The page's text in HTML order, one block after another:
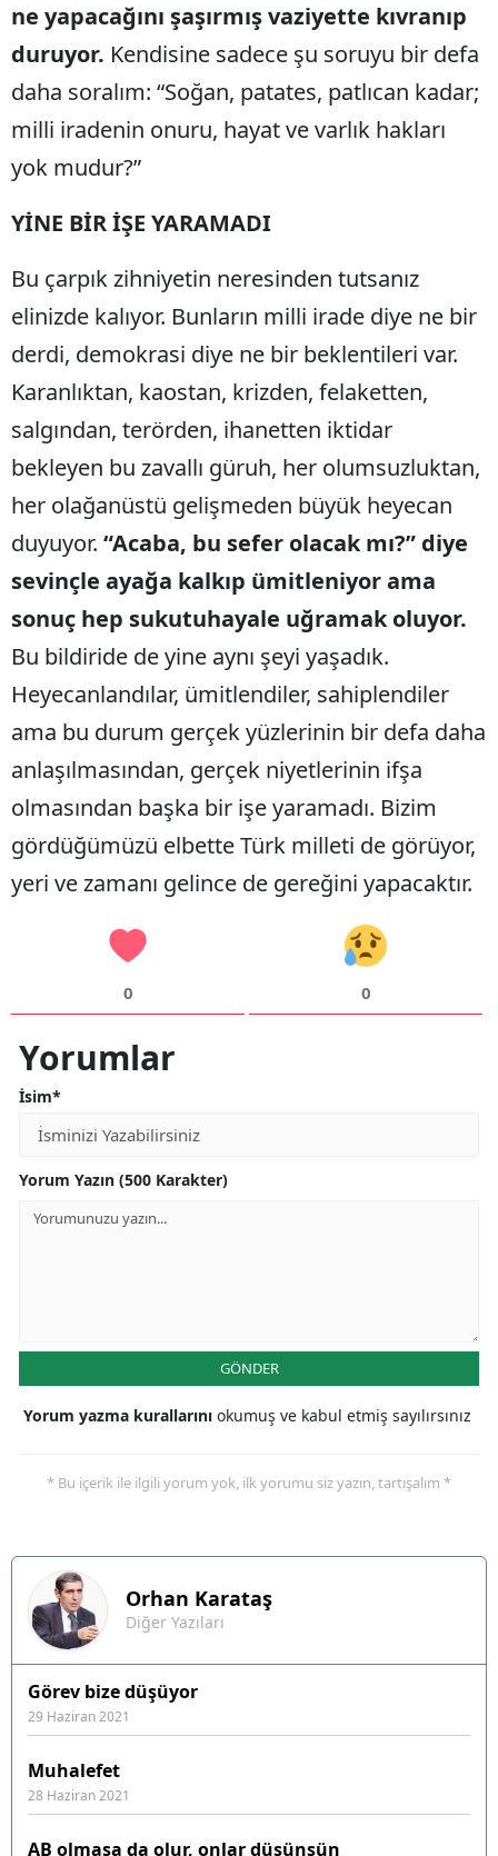
ne yapacağını şaşırmış vaziyette kıvranıp
duruyor. Kendisine sadece şu soruyu bir defa
daha soralım: “Soğan, patates, patlıcan kadar;
milli iradenin onuru, hayat ve varlık hakları
yok mudur?”
YİNE BİR İŞE YARAMADI
Bu çarpık zihniyetin neresinden tutsanız
elinizde kalıyor. Bunların milli irade diye ne bir
derdi, demokrasi diye ne bir beklentileri var.
Karanlıktan, kaostan, krizden, felaketten,
salgından, terörden, ihanetten iktidar
bekleyen bu zavallı güruh, her olumsuzluktan,
her olağanüstü gelişmeden büyük heyecan
duyuyor. “Acaba, bu sefer olacak mı?” diye
sevinçle ayağa kalkıp ümitleniyor ama
sonuç hep sukutuhayale uğramak oluyor.
Bu bildiride de yine aynı şeyi yaşadık.
Heyecanlandılar, ümitlendiler, sahiplendiler
ama bu durum gerçek yüzlerinin bir defa daha
anlaşılmasından, gerçek niyetlerinin ifşa
olmasından başka bir işe yaramadı. Bizim
gördüğümüzü elbette Türk milleti de görüyor,
yeri ve zamanı gelince de gereğini yapacaktır.
0 0
Yorumlar
İsim*
Yorum Yazın (500 Karakter)
GÖNDER
Yorum yazma kurallarını okumuş ve kabul etmiş sayılırsınız
* Bu içerik ile ilgili yorum yok, ilk yorumu siz yazın, tartışalım *
Orhan Karataş
Diğer Yazıları
Görev bize düşüyor
29 Haziran 2021
Muhalefet
28 Haziran 2021
AB olmasa da olur, onlar düşünsün